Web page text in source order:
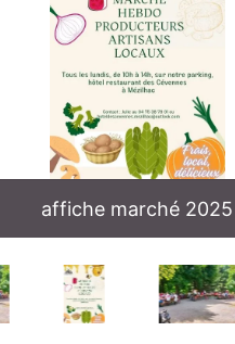
affiche marché 2025